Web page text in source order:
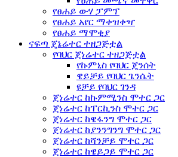
የፀሐይ ውሃ ፓምፕ
የፀሐይ አየር ማቀዝቀዣ
የፀሐይ ማሞቂያ
ናፍጣ ጄኔሬተር ተዘጋጅቷል
የባህር ጀነሬተር ተዘጋጅቷል
የኩምኒስ የባህር ጄንሰት
ዌይቻይ የባህር ጌንሴት
ዩቻይ የባህር ገንዳ
ጀነሬተር ከኩምሚንስ ሞተር ጋር
ጀነሬተር ከፐርኪንስ ሞተር ጋር
ጀነሬተር ከዌፋንግ ሞተር ጋር
ጀነሬተር ከያንንግንግ ሞተር ጋር
ጀነሬተር ከሻንቻይ ሞተር ጋር
ጀነሬተር ከዌይጋይ ሞተር ጋር